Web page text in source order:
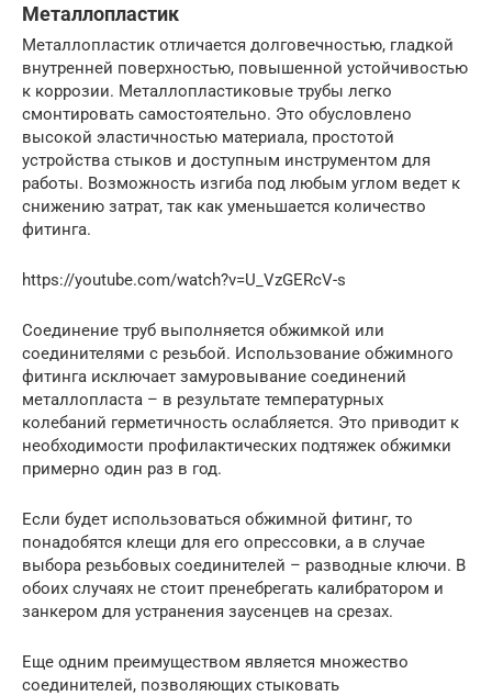
Металлопластик
Металлопластик отличается долговечностью, гладкой
внутренней поверхностью, повышенной устойчивостью
к коррозии. Металлопластиковые трубы легко
смонтировать самостоятельно. Это обусловлено
высокой эластичностью материала, простотой
устройства стыков и доступным инструментом для
работы. Возможность изгиба под любым углом ведет к
снижению затрат, так как уменьшается количество
фитинга.
https://youtube.com/watch?v=U_VzGERcV-s
Соединение труб выполняется обжимкой или
соединителями с резьбой. Использование обжимного
фитинга исключает замуровывание соединений
металлопласта – в результате температурных
колебаний герметичность ослабляется. Это приводит к
необходимости профилактических подтяжек обжимки
примерно один раз в год.
Если будет использоваться обжимной фитинг, то
понадобятся клещи для его опрессовки, а в случае
выбора резьбовых соединителей – разводные ключи. В
обоих случаях не стоит пренебрегать калибратором и
занкером для устранения заусенцев на срезах.
Еще одним преимуществом является множество
соединителей, позволяющих стыковать